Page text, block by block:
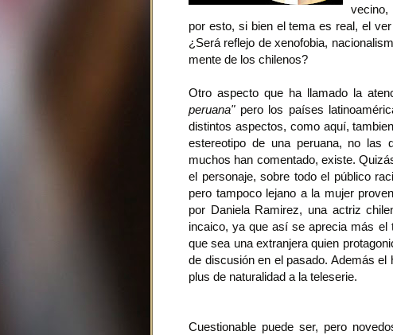
vecino,
por esto, si bien el tema es real, el
¿Será reflejo de xenofobia,
mente de los chilenos?
Otro aspecto que ha llamado la
peruana"pero los países
distintos aspectos, como aquí,
estereotipo de una peruana, no
muchos han comentado, existe.
el personaje, sobre todo el público
pero tampoco lejano a la mujer
por Daniela Ramirez, una actriz
incaico, ya que así se aprecia más el
que sea una extranjera quien
de discusión en el pasado. Además
plus de naturalidad a la teleserie.
Cuestionable puede ser, pero